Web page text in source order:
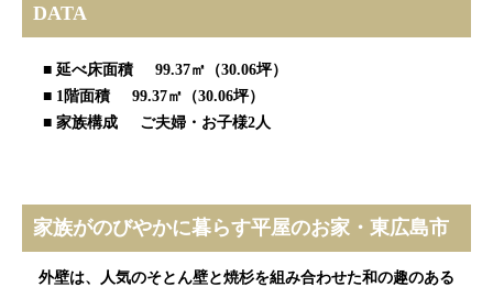
DATA
■ 延べ床面積 99.37㎡（30.06坪）
■ 1階面積 99.37㎡（30.06坪）
■ 家族構成 ご夫婦・お子様2人
家族がのびやかに暮らす平屋のお家・東広島市
外壁は、人気のそとん壁と焼杉を組み合わせた和の趣のある